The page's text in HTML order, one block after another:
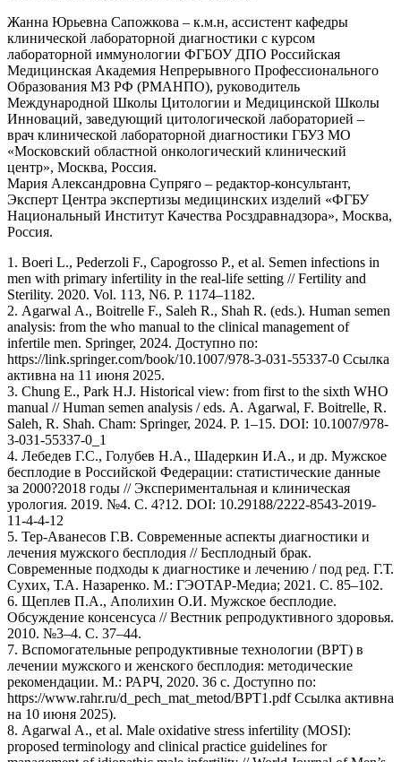
Жанна Юрьевна Сапожкова – к.м.н, ассистент кафедры
клинической лабораторной диагностики с курсом
лабораторной иммунологии ФГБОУ ДПО Российская
Медицинская Академия Непрерывного Профессионального
Образования МЗ РФ (РМАНПО), руководитель
Международной Школы Цитологии и Медицинской Школы
Инноваций, заведующий цитологической лабораторией –
врач клинической лабораторной диагностики ГБУЗ МО
«Московский областной онкологический клинический
центр», Москва, Россия.
Мария Александровна Супряго – редактор-консультант,
Эксперт Центра экспертизы медицинских изделий «ФГБУ
Национальный Институт Качества Росздравнадзора», Москва,
Россия.
1. Boeri L., Pederzoli F., Capogrosso P., et al. Semen infections in
men with primary infertility in the real-life setting // Fertility and
Sterility. 2020. Vol. 113, N6. P. 1174–1182.
2. Agarwal A., Boitrelle F., Saleh R., Shah R. (eds.). Human semen
analysis: from the who manual to the clinical management of
infertile men. Springer, 2024. Доступно по:
https://link.springer.com/book/10.1007/978-3-031-55337-0 Ссылка
активна на 11 июня 2025.
3. Chung E., Park H.J. Historical view: from first to the sixth WHO
manual // Human semen analysis / eds. A. Agarwal, F. Boitrelle, R.
Saleh, R. Shah. Cham: Springer, 2024. P. 1–15. DOI: 10.1007/978-
3-031-55337-0_1
4. Лебедев Г.С., Голубев Н.А., Шадеркин И.А., и др. Мужское
бесплодие в Российской Федерации: статистические данные
за 2000?2018 годы // Экспериментальная и клиническая
урология. 2019. №4. С. 4?12. DOI: 10.29188/2222-8543-2019-
11-4-4-12
5. Тер-Аванесов Г.В. Современные аспекты диагностики и
лечения мужского бесплодия // Бесплодный брак.
Современные подходы к диагностике и лечению / под ред. Г.Т.
Сухих, Т.А. Назаренко. М.: ГЭОТАР-Медиа; 2021. С. 85–102.
6. Щеплев П.А., Аполихин О.И. Мужское бесплодие.
Обсуждение консенсуса // Вестник репродуктивного здоровья.
2010. №3–4. С. 37–44.
7. Вспомогательные репродуктивные технологии (ВРТ) в
лечении мужского и женского бесплодия: методические
рекомендации. М.: РАРЧ, 2020. 36 с. Доступно по:
https://www.rahr.ru/d_pech_mat_metod/ВРТ1.pdf Ссылка активна
на 10 июня 2025).
8. Agarwal A., et al. Male oxidative stress infertility (MOSI):
proposed terminology and clinical practice guidelines for